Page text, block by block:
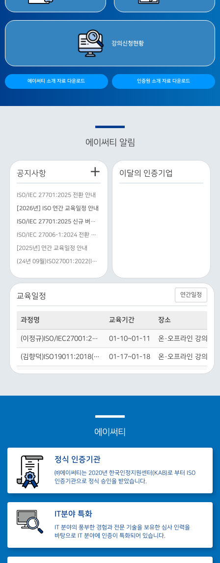
강의 신청현황
에이써티 소개 자료 다운로드 인증원 소개 자료 다운로드
에이써티 알림
공지사항
ISO/IEC 27701:2025 전환 안내
[2026년] ISO 연간 교육일정 안내
ISO/IEC 27701:2025 신규 버전 교육과…
ISO/IEC 27006-1:2024 전환 안내
[2025년] 연간 교육일정 안내
(24년 09월)ISO27001:2022(ISMS)…
+ 이달의 인증기업
교육일정
과정명 교육기간 장소
(이정규)ISO/IEC27001:2022(ISMS) 정보보안경영시스템 01-10~01-11 온·오프라인 강의 진
(김향덕)ISO19011:2018(AUTL) 경영시스템심사가이드라인 01-17~01-18 온·오프라인 강의 진
(이정원)ISO/IEC27001:2022(ISMS) 정보보안경영시스템 03-07~03-08 온·오프라인 강의 진
(이정규)ISO/IEC27001:2022(ISMS) 정보보안경영시스템 05-02~05-03
(권재욱)ISO/IEC42001(AIMS) 인공지능경영시스템 05-09~05-10 온·오프라인 강의 진
(김병선)ISO19011:2018(AUTL) 경영시스템심사가이드라인
(이정원)ISO/IEC27001:2022(ISMS) 정보보안경영시스템 07-11~07-12
(권재욱)ISO/IEC27701:2025(PIMS) 개인정보보호경영시스템 07-18~07-19 온·오프라인 강의 진
(이정규)ISO/IEC27001:2022(ISMS) 정보보안경영시스템 09-05~09-06 온·오프라인 강의 진
(권재욱)ISO/IEC27017:2015 & ISO/IEC27018:2019 클라우드정보보 09-12~09-13 온·오프라인 강의 진
연간일정
에이써티
정식 인증기관
㈜에이써티는 2020년 한국인정지원센터(KAB)로 부터 ISO
인증기관으로 정식 승인을 받았습니다.
IT분야 특화
IT 분야의 풍부한 경험과 전문 기술을 보유한 심사 인력을
바탕으로 IT 분야에 인증이 특화되어 있습니다.